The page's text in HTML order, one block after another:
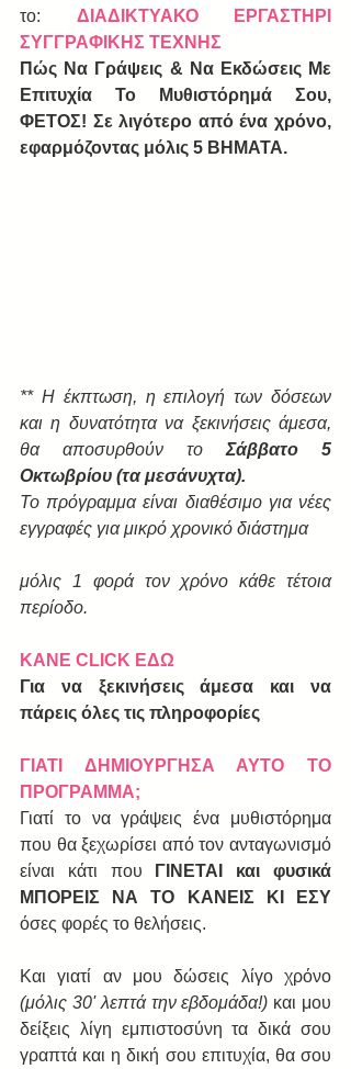
το: ΔΙΑΔΙΚΤΥΑΚΟ ΕΡΓΑΣΤΗΡΙ
ΣΥΓΓΡΑΦΙΚΗΣ ΤΕΧΝΗΣ
Πώς Να Γράψεις & Να Εκδώσεις Με
Επιτυχία Το Μυθιστόρημά Σου,
ΦΕΤΟΣ! Σε λιγότερο από ένα χρόνο,
εφαρμόζοντας μόλις 5 ΒΗΜΑΤΑ.
** Η έκπτωση, η επιλογή των δόσεων
και η δυνατότητα να ξεκινήσεις άμεσα,
θα αποσυρθούν το Σάββατο 5
Οκτωβρίου (τα μεσάνυχτα).
​Το πρόγραμμα είναι διαθέσιμο για νέες
εγγραφές για μικρό χρονικό διάστημα
μόλις 1 φορά τον χρόνο κάθε τέτοια
περίοδο.
ΚΑΝΕ CLICK ΕΔΩ
Για να ξεκινήσεις άμεσα και να
πάρεις όλες τις πληροφορίες
ΓΙΑΤΙ ΔΗΜΙΟΥΡΓΗΣΑ ΑΥΤΟ ΤΟ
ΠΡΟΓΡΑΜΜΑ;
Γιατί το να γράψεις ένα μυθιστόρημα
που θα ξεχωρίσει από τον ανταγωνισμό
είναι κάτι που
ΓΙΝΕΤΑΙ και φυσικά
ΜΠΟΡΕΙΣ ΝΑ ΤΟ ΚΑΝΕΙΣ ΚΙ ΕΣΥ
όσες φορές το θελήσεις.
Και γιατί αν μου δώσεις λίγο χρόνο
(μόλις 30' λεπτά την εβδομάδα!) και μου
δείξεις λίγη εμπιστοσύνη τα δικά σου
γραπτά και η δική σου επιτυχία, θα σου